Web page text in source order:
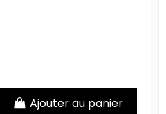
Ajouter au panier